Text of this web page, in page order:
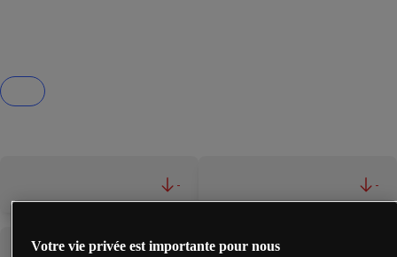
- -
Votre vie privée est importante pour nous